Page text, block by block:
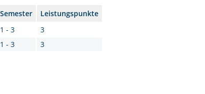
Semester
Leistungspunkte
1 - 3
3
1 - 3 3